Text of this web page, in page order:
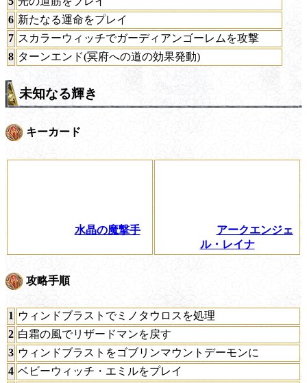
6 新たなる運命をプレイ
7 スカラーウィッチでガーディアンゴーレムを攻撃
8 ターンエンド(冥府への道の効果発動)
未知なる輝き
キーカード
水晶の魔撃手
アークエンジェ
ル・レイナ
攻略手順
1 ウィンドブラストでミノタウロスを処理
2 白霜の風でリザードマンを戻す
3 ウィンドブラストをゴブリンマウントデーモンに
4 ベビーウィッチ・エミルをプレイ